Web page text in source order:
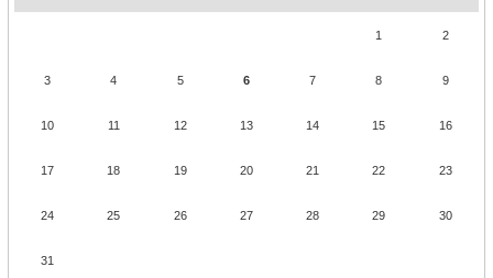
1 2
3 4 5 6 7 8 9
10 11 12 13 14 15 16
17 18 19 20 21 22 23
24 25 26 27 28 29 30
31